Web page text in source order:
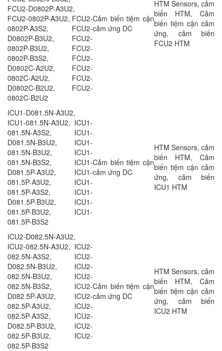
FCU2-D0802P-A3U2,
FCU2-0802P-A3U2, FCU2-
0802P-A3S2, FCU2-
D0802P-B3U2, FCU2-
0802P-B3U2, FCU2-
0802P-B3S2, FCU2-
D0802C-A2U2, FCU2-
0802C-A2U2, FCU2-
D0802C-B2U2, FCU2-
0802C-B2U2
Cảm biến tiệm cận
cảm ứng DC
HTM Sensors, cảm
biến HTM, Cảm
biến tiệm cận cảm
ứng, cảm biến
FCU2 HTM
ICU1-D081.5N-A3U2,
ICU1-081.5N-A3U2, ICU1-
081.5N-A3S2, ICU1-
D081.5N-B3U2, ICU1-
081.5N-B3U2, ICU1-
081.5N-B3S2, ICU1-
D081.5P-A3U2, ICU1-
081.5P-A3U2, ICU1-
081.5P-A3S2, ICU1-
D081.5P-B3U2, ICU1-
081.5P-B3U2, ICU1-
081.5P-B3S2
Cảm biến tiệm cận
cảm ứng DC
HTM Sensors, cảm
biến HTM, Cảm
biến tiệm cận cảm
ứng, cảm biến
ICU1 HTM
ICU2-D082.5N-A3U2,
ICU2-082.5N-A3U2, ICU2-
082.5N-A3S2, ICU2-
D082.5N-B3U2, ICU2-
082.5N-B3U2, ICU2-
082.5N-B3S2, ICU2-
D082.5P-A3U2, ICU2-
082.5P-A3U2, ICU2-
082.5P-A3S2, ICU2-
D082.5P-B3U2, ICU2-
082.5P-B3U2, ICU2-
082.5P-B3S2
Cảm biến tiệm cận
cảm ứng DC
HTM Sensors, cảm
biến HTM, Cảm
biến tiệm cận cảm
ứng, cảm biến
ICU2 HTM